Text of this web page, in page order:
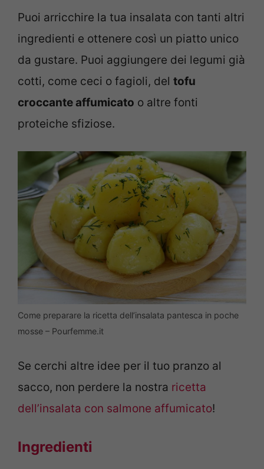
Puoi arricchire la tua insalata con tanti altri
ingredienti e ottenere così un piatto unico
da gustare. Puoi aggiungere dei legumi già
cotti, come ceci o fagioli, del tofu
croccante affumicato o altre fonti
proteiche sfiziose.
Come preparare la ricetta dell’insalata pantesca in poche
mosse – Pourfemme.it
Se cerchi altre idee per il tuo pranzo al
sacco, non perdere la nostra ricetta
dell’insalata con salmone affumicato!
Ingredienti